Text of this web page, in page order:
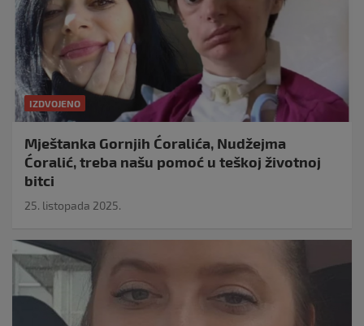
IZDVOJENO
Mještanka Gornjih Ćoralića, Nudžejma
Ćoralić, treba našu pomoć u teškoj životnoj
bitci
25. listopada 2025.